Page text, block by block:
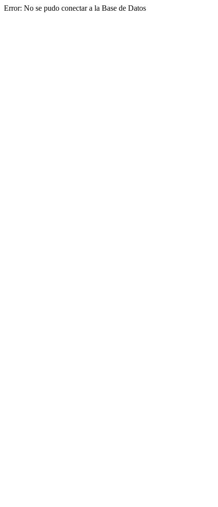
Error: No se pudo conectar a la Base de Datos